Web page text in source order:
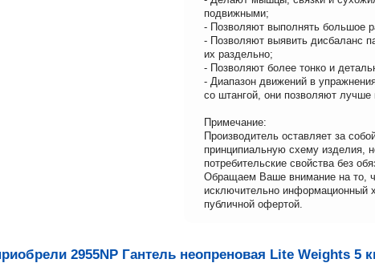
подвижными;
- Позволяют выполнять большое
- Позволяют выявить дисбаланс
их раздельно;
- Позволяют более тонко и
- Диапазон движений в
со штангой, они позволяют лучше
Примечание:
Производитель оставляет за
принципиальную схему изделия,
потребительские свойства без
Обращаем Ваше внимание на то,
исключительно информационный
публичной офертой.
2955NP Гантель неопреновая Lite Weights 5